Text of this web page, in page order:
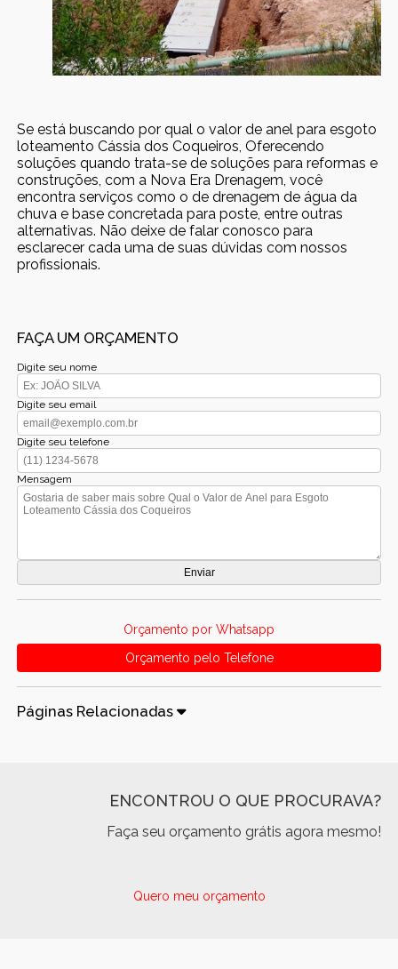
Se está buscando por qual o valor de anel para esgoto
loteamento Cássia dos Coqueiros, Oferecendo
soluções quando trata-se de soluções para reformas e
construções, com a Nova Era Drenagem, você
encontra serviços como o de drenagem de água da
chuva e base concretada para poste, entre outras
alternativas. Não deixe de falar conosco para
esclarecer cada uma de suas dúvidas com nossos
profissionais.
FAÇA UM ORÇAMENTO
Digite seu nome
Digite seu email
Digite seu telefone
Mensagem
Orçamento por Whatsapp
Orçamento pelo Telefone
Páginas Relacionadas
ENCONTROU O QUE PROCURAVA?
Faça seu orçamento grátis agora mesmo!
Quero meu orçamento